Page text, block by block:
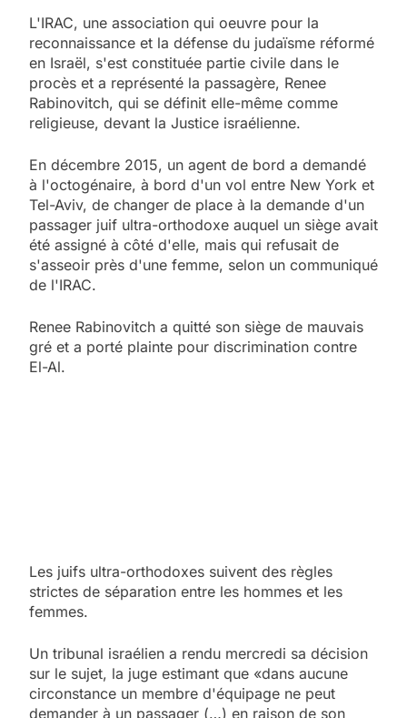
L'IRAC, une association qui oeuvre pour la
reconnaissance et la défense du judaïsme réformé
en Israël, s'est constituée partie civile dans le
procès et a représenté la passagère, Renee
Rabinovitch, qui se définit elle-même comme
religieuse, devant la Justice israélienne.
En décembre 2015, un agent de bord a demandé
à l'octogénaire, à bord d'un vol entre New York et
Tel-Aviv, de changer de place à la demande d'un
passager juif ultra-orthodoxe auquel un siège avait
été assigné à côté d'elle, mais qui refusait de
s'asseoir près d'une femme, selon un communiqué
de l'IRAC.
Renee Rabinovitch a quitté son siège de mauvais
gré et a porté plainte pour discrimination contre
El-Al.
Les juifs ultra-orthodoxes suivent des règles
strictes de séparation entre les hommes et les
femmes.
Un tribunal israélien a rendu mercredi sa décision
sur le sujet, la juge estimant que «dans aucune
circonstance un membre d'équipage ne peut
demander à un passager (…) en raison de son